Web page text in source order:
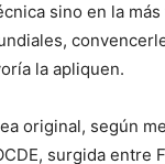
sino en la
la apliquen.
original, según
surgida entre